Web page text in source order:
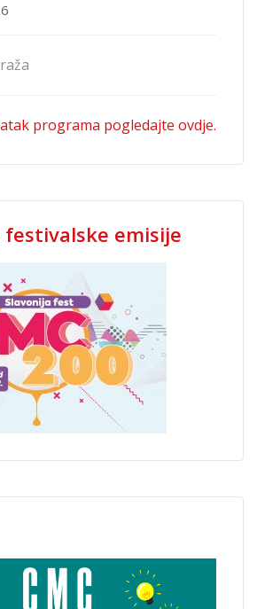
programa pogledajte ovdje.
emisije